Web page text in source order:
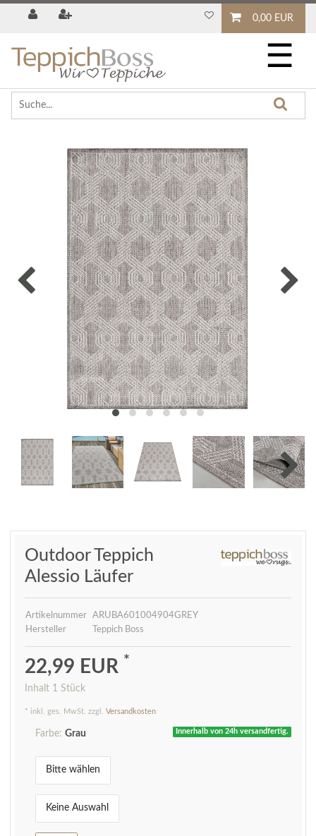
0,00 EUR
☰
Outdoor Teppich
Alessio Läufer
Artikelnummer
ARUBA601004904GREY
Hersteller
Teppich Boss
22,99 EUR *
Inhalt 1 Stück
* inkl. ges. MwSt. zzgl. Versandkosten
Innerhalb von 24h versandfertig.
Farbe: Grau
Bitte wählen
Keine Auswahl